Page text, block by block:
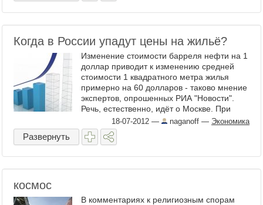
Когда в России упадут цены на жильё?
Изменение стоимости барреля нефти на 1
доллар приводит к изменению средней
стоимости 1 квадратного метра жилья
примерно на 60 долларов - таково мнение
экспертов, опрошенных РИА "Новости".
Речь, естественно, идёт о Москве. При
этом цену нефти в 90 ...
18-07-2012 — naganoff — Экономика
Развернуть
космос
В комментариях к религиозным спорам